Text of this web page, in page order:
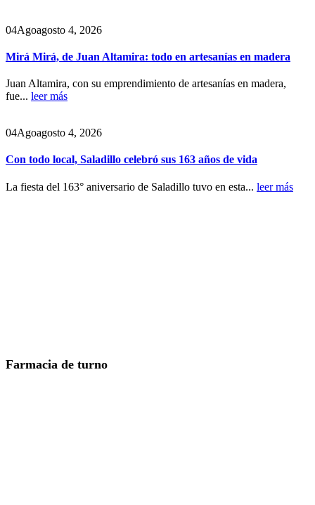
04Agoagosto 4, 2026
Mirá Mirá, de Juan Altamira: todo en artesanías en madera
Juan Altamira, con su emprendimiento de artesanías en madera,
fue... leer más
04Agoagosto 4, 2026
Con todo local, Saladillo celebró sus 163 años de vida
La fiesta del 163° aniversario de Saladillo tuvo en esta... leer más
Farmacia de turno